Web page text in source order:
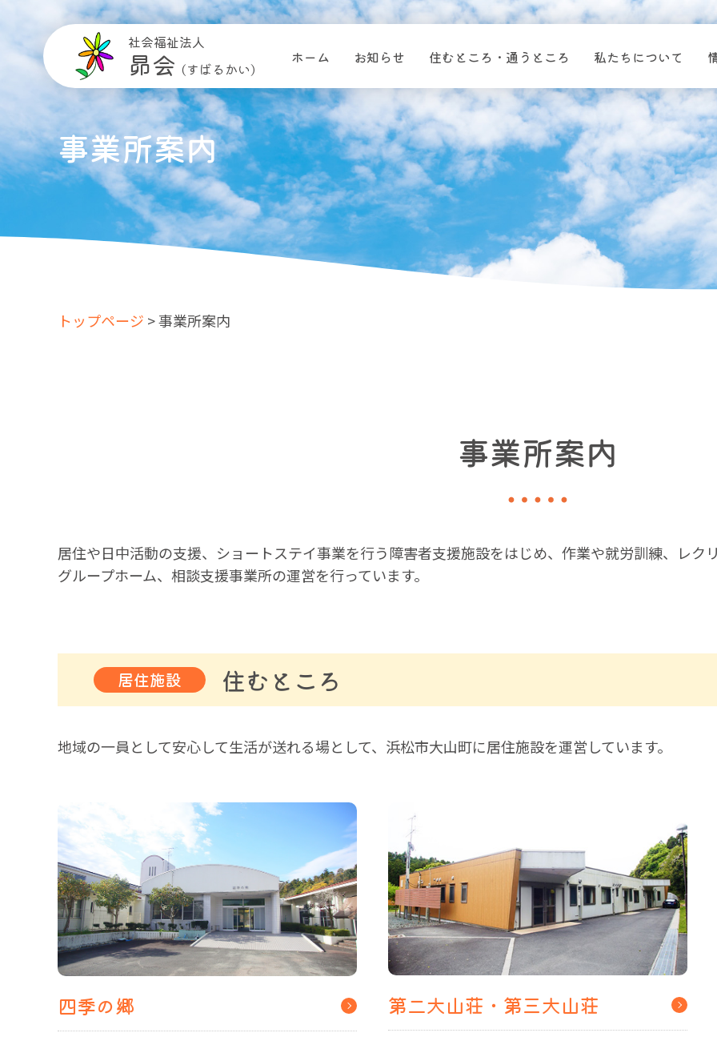
社会福祉法人
昴会 (すばるかい)
ホーム お知らせ 住むところ・通うところ 私たちについて
事業所案内
トップページ > 事業所案内
事業所案内
居住や日中活動の支援、ショートステイ事業を行う障害者支援施設をはじめ、作業や就労訓練、レク
グループホーム、相談支援事業所の運営を行っています。
居住施設 住むところ
地域の一員として安心して生活が送れる場として、浜松市大山町に居住施設を運営しています。
四季の郷 第二大山荘・第三大山荘